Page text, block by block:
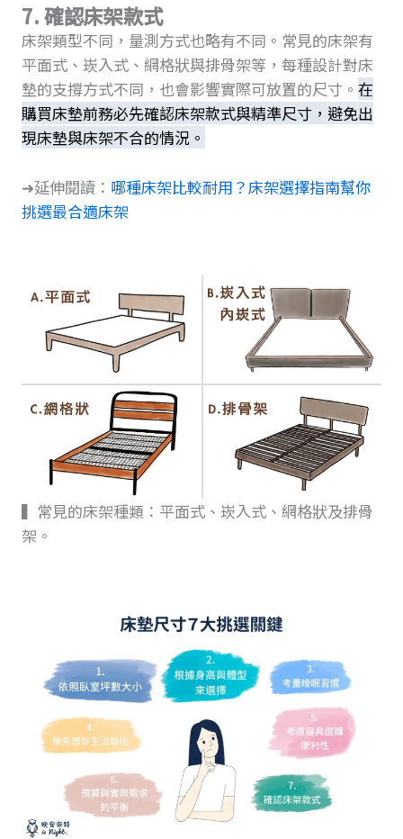
7. 確認床架款式
床架類型不同，量測方式也略有不同。常見的床架有
平面式、崁入式、網格狀與排骨架等，每種設計對床
墊的支撐方式不同，也會影響實際可放置的尺寸。 在
購買床墊前務必先確認床架款式與精準尺寸，避免出
現床墊與床架不合的情況。
➜延伸閱讀： 哪種床架比較耐用？床架選擇指南幫你
挑選最合適床架
▍常見的床架種類：平面式、崁入式、網格狀及排骨
架。